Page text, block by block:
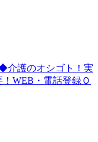
介護のオシゴト！実
WEB・電話登録Ｏ